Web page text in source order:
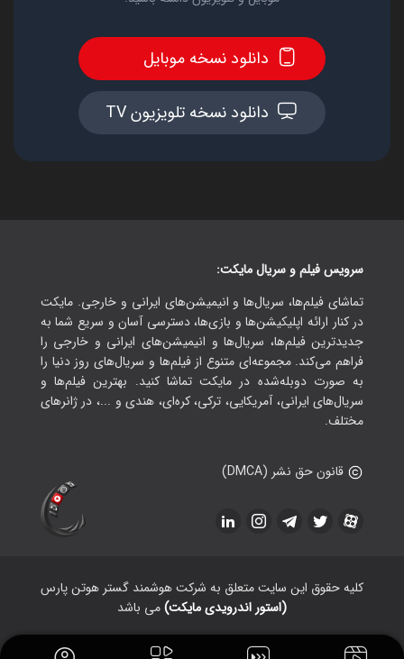
دانلود نسخه موبایل
دانلود نسخه تلویزیون TV
سرویس فیلم و سریال مایکت:
تماشای فیلم‌ها، سریال‌ها و انیمیشن‌های ایرانی و خارجی. مایکت
در کنار ارائه اپلیکیشن‌ها و بازی‌ها، دسترسی آسان و سریع شما به
جدیدترین فیلم‌ها، سریال‌ها و انیمیشن‌های ایرانی و خارجی را
فراهم می‌کند. مجموعه‌ای متنوع از فیلم‌ها و سریال‌های روز دنیا را
به صورت دوبله‌شده در مایکت تماشا کنید. بهترین فیلم‌ها و
سریال‌های ایرانی، آمریکایی، ترکی، کره‌ای، هندی و ...، در ژانرهای
مختلف.
قانون حق نشر (DMCA)
کلیه حقوق این سایت متعلق به شرکت هوشمند گستر هوتن پارس
(استور اندرویدی مایکت)می باشد